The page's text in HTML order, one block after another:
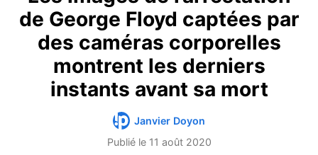
de George Floyd captées par
des caméras corporelles
montrent les derniers
instants avant sa mort
Janvier Doyon
Publié le 11 août 2020